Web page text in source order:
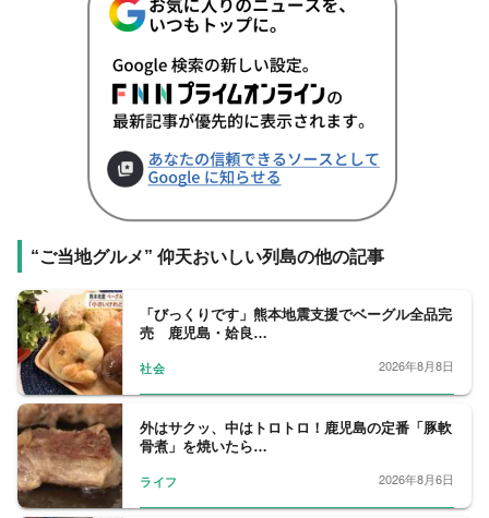
“ご当地グルメ” 仰天おいしい列島の他の記事
「びっくりです」熊本地震支援でベーグル全品完
売 鹿児島・姶良…
社会 2026年8月8日
外はサクッ、中はトロトロ！鹿児島の定番「豚軟
骨煮」を焼いたら…
ライフ 2026年8月6日